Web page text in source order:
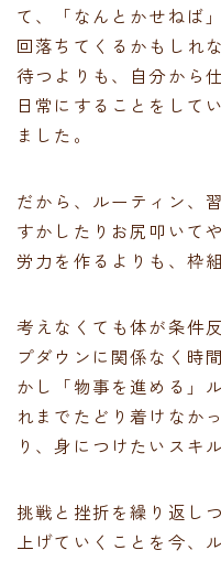
て、「なんとかせねば
回落ちてくるかもしれ
待つよりも、自分から
日常にすることをして
ました。
だから、ルーティン、
すかしたりお尻叩いて
労力を作るよりも、枠
考えなくても体が条件
プダウンに関係なく時
かし「物事を進める」
れまでたどり着けなか
り、身につけたいスキル
挑戦と挫折を繰り返し
上げていくことを今、